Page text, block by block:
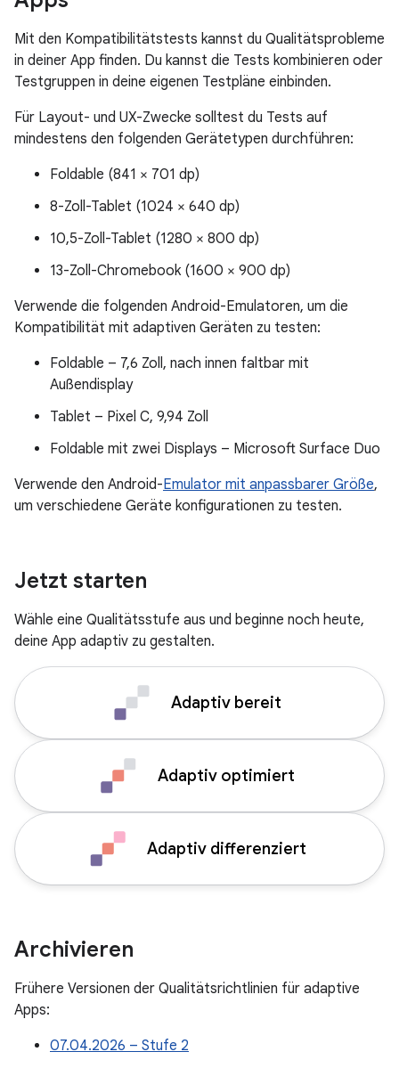
Mit den Kompatibilitätstests kannst du Qualitätsprobleme
in deiner App finden. Du kannst die Tests kombinieren oder
Testgruppen in deine eigenen Testpläne einbinden.
Für Layout- und UX-Zwecke solltest du Tests auf
mindestens den folgenden Gerätetypen durchführen:
Foldable (841 × 701 dp)
8-Zoll-Tablet (1024 × 640 dp)
10,5-Zoll-Tablet (1280 × 800 dp)
13-Zoll-Chromebook (1600 × 900 dp)
Verwende die folgenden Android-Emulatoren, um die
Kompatibilität mit adaptiven Geräten zu testen:
Foldable – 7,6 Zoll, nach innen faltbar mit
Außendisplay
Tablet – Pixel C, 9,94 Zoll
Foldable mit zwei Displays – Microsoft Surface Duo
Verwende den Android-Emulator mit anpassbarer Größe,
um verschiedene Geräte konfigurationen zu testen.
Jetzt starten
Wähle eine Qualitätsstufe aus und beginne noch heute,
deine App adaptiv zu gestalten.
Adaptiv bereit
Adaptiv optimiert
Adaptiv differenziert
Archivieren
Frühere Versionen der Qualitätsrichtlinien für adaptive
Apps:
07.04.2026 – Stufe 2